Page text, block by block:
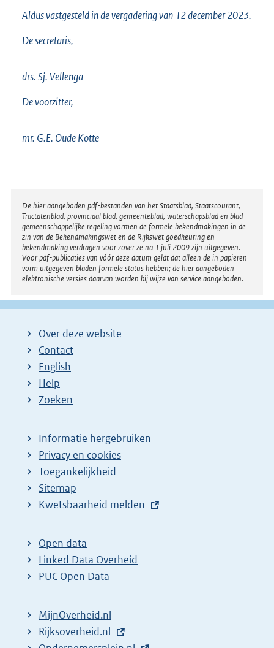
Aldus vastgesteld in de vergadering van 12 december 2023.
De secretaris,
drs. Sj. Vellenga
De voorzitter,
mr. G.E. Oude Kotte
Disclaimer
De hier aangeboden pdf-bestanden van het Staatsblad, Staatscourant,
Tractatenblad, provinciaal blad, gemeenteblad, waterschapsblad en blad
gemeenschappelijke regeling vormen de formele bekendmakingen in de
zin van de Bekendmakingswet en de Rijkswet goedkeuring en
bekendmaking verdragen voor zover ze na 1 juli 2009 zijn uitgegeven.
Voor pdf-publicaties van vóór deze datum geldt dat alleen de in papieren
vorm uitgegeven bladen formele status hebben; de hier aangeboden
elektronische versies daarvan worden bij wijze van service aangeboden.
Over deze website
Contact
English
Help
Zoeken
Informatie hergebruiken
Privacy en cookies
Toegankelijkheid
Sitemap
E
t
e
r
l
i
Kwetsbaarheid melden
Open data
Linked Data Overheid
PUC Open Data
MijnOverheid.nl
E
Rijksoverheid.nl